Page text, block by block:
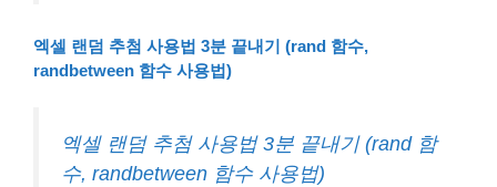
엑셀 랜덤 추첨 사용법 3분 끝내기 (rand 함수,
randbetween 함수 사용법)
엑셀 랜덤 추첨 사용법 3분 끝내기 (rand 함
수, randbetween 함수 사용법)